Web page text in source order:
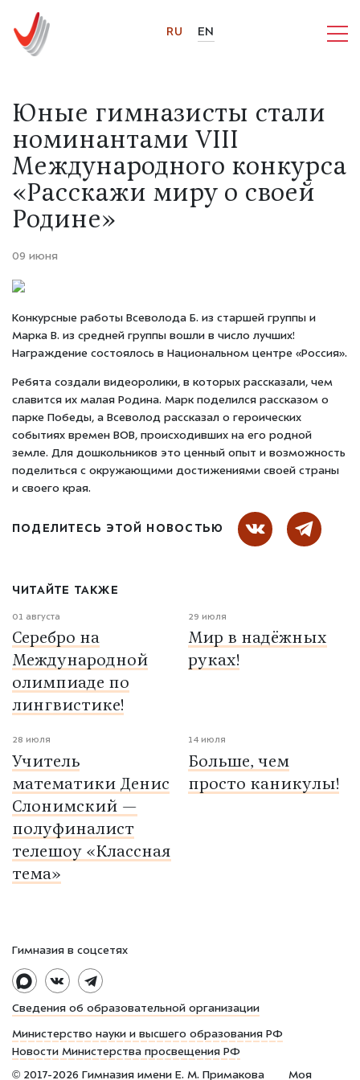
RU EN
Юные гимназисты стали
номинантами VIII
Международного конкурса
«Расскажи миру о своей
Родине»
09 июня
Конкурсные работы Всеволода Б. из старшей группы и
Марка В. из средней группы вошли в число лучших!
Награждение состоялось в Национальном центре «Россия».
Ребята создали видеоролики, в которых рассказали, чем
славится их малая Родина. Марк поделился рассказом о
парке Победы, а Всеволод рассказал о героических
событиях времен ВОВ, происходивших на его родной
земле. Для дошкольников это ценный опыт и возможность
поделиться с окружающими достижениями своей страны
и своего края.
ПОДЕЛИТЕСЬ ЭТОЙ НОВОСТЬЮ
ЧИТАЙТЕ ТАКЖЕ
01 августа
Серебро на
Международной
олимпиаде по
лингвистике!
29 июля
Мир в надёжных
руках!
28 июля
Учитель
математики Денис
Слонимский —
полуфиналист
телешоу «Классная
тема»
14 июля
Больше, чем
просто каникулы!
Сведения об образовательной организации
Министерство науки и высшего образования РФ
Новости Министерства просвещения РФ
© 2017-2026 Гимназия имени Е. М. Примакова Моя
Гимназия в соцсетях